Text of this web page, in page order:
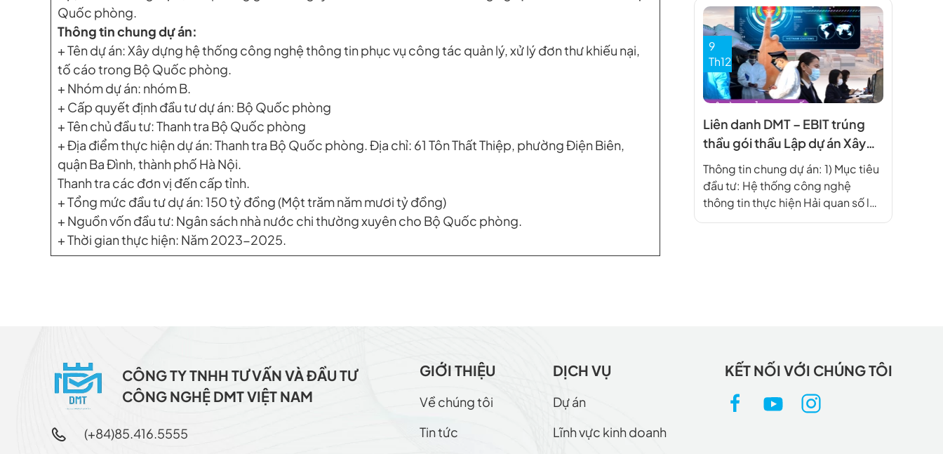
Quốc phòng.
Thông tin chung dự án:
+ Tên dự án: Xây dựng hệ thống công nghệ thông tin phục vụ công tác quản lý, xử lý đơn thư khiếu nại,
tố cáo trong Bộ Quốc phòng.
+ Nhóm dự án: nhóm B.
+ Cấp quyết định đầu tư dự án: Bộ Quốc phòng
+ Tên chủ đầu tư: Thanh tra Bộ Quốc phòng
+ Địa điểm thực hiện dự án: Thanh tra Bộ Quốc phòng. Địa chỉ: 61 Tôn Thất Thiệp, phường Điện Biên,
quận Ba Đình, thành phố Hà Nội.
Thanh tra các đơn vị đến cấp tỉnh.
+ Tổng mức đầu tư dự án: 150 tỷ đồng (Một trăm năm mươi tỷ đồng)
+ Nguồn vốn đầu tư: Ngân sách nhà nước chi thường xuyên cho Bộ Quốc phòng.
+ Thời gian thực hiện: Năm 2023-2025.
trợ từ Hiệp hội doanh nghiệp đầu
tư nước ngoài (VAFIE), bảo trợ
truyền thông của Tạp chí Thời đại –
Liên […]
Liên danh DMT – EBIT trúng
thầu gói thầu Lập dự án Xây
dựng Hệ thống công nghệ
thông tin thực hiện Hải quan
số
9
Th12
Thông tin chung dự án: 1) Mục tiêu
đầu tư: Hệ thống công nghệ
thông tin thực hiện Hải quan số là
hệ thống công nghệ thông tin
CÔNG TY TNHH TƯ VẤN VÀ ĐẦU TƯ
CÔNG NGHỆ DMT VIỆT NAM
(+84)85.416.5555
GIỚI THIỆU
Về chúng tôi
Tin tức
DỊCH VỤ
Dự án
Lĩnh vực kinh doanh
KẾT NỐI VỚI CHÚNG TÔI